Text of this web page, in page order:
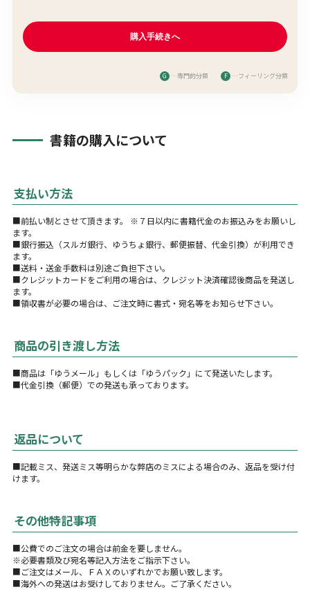
G …専門的分類 F …フィーリング分類
書籍の購入について
支払い方法
■前払い制とさせて頂きます。 ※７日以内に書籍代金のお振込みをお願いし
ます。
■銀行振込（スルガ銀行、ゆうちょ銀行、郵便振替、代金引換）が利用でき
ます。
■送料・送金手数料は別途ご負担下さい。
■クレジットカードをご利用の場合は、クレジット決済確認後商品を発送し
ます。
■領収書が必要の場合は、ご注文時に書式・宛名等をお知らせ下さい。
商品の引き渡し方法
■商品は「ゆうメール」もしくは「ゆうパック」にて発送いたします。
■代金引換（郵便）での発送も承っております。
返品について
■記載ミス、発送ミス等明らかな弊店のミスによる場合のみ、返品を受け付
けます。
その他特記事項
■公費でのご注文の場合は前金を要しません。
※必要書類及び宛名等記入方法をご指示下さい。
■ご注文はメール、ＦＡＸのいずれかでお願い致します。
■海外への発送はお受けしておりません。ご了承ください。